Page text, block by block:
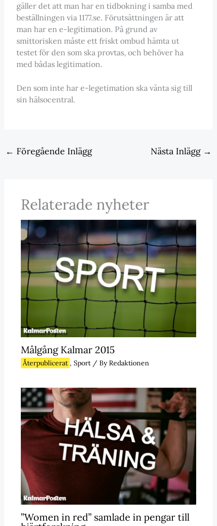
gäller det att man har en tidbokning i samba med
beställningen via 1177.se. Förutsättningen är att
man har en e-legitimation. På grund av
smittorisken måste ett friskt ombud hämta ut
testet för den som ska provtas, och behöver ha
med bådas legitimation.
Den som inte har e-legetimation ska vänta sig till
sin hälsocentral.
← Föregående Inlägg Nästa Inlägg →
Relaterade nyheter
Målgång Kalmar 2015
Återpublicerat , Sport/ ByRedaktionen
”Women in red” samlade in pengar till